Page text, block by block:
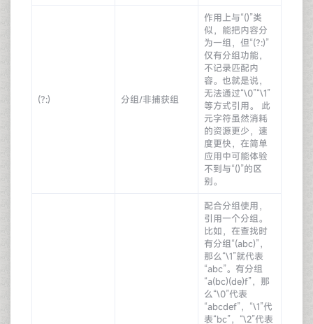
(?:) 分组/非捕获组
作用上与“()”类
似，能把内容分
为一组，但“(?:)”
仅有分组功能，
不记录匹配内
容。也就是说，
无法通过“\0”“\1”
等方式引用。 此
元字符虽然消耗
的资源更少，速
度更快，在简单
应用中可能体验
不到与“()”的区
别。
配合分组使用，
引用一个分组。
比如，在查找时
有分组“(abc)”，
那么“\1”就代表
“abc”。有分组
“a(bc)(de)f”，那
么“\0”代表
“abcdef”，“\1”代
表“bc”，“\2”代表